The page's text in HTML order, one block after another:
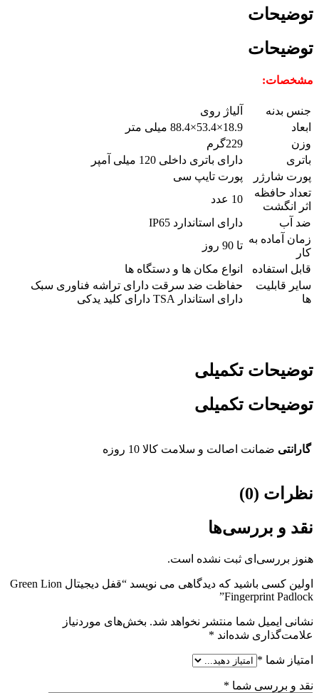
توضیحات
توضیحات
مشخصات:
جنس بدنه
آلیاژ روی
ابعاد
18.9×53.4×88.4 میلی متر
وزن
229گرم
باتری
دارای باتری داخلی 120 میلی آمپر
پورت شارژر
پورت تایپ سی
تعداد حافظه
اثر انگشت
10 عدد
ضد آب
دارای استاندارد IP65
زمان آماده به
کار
تا 90 روز
قابل استفاده
انواع مکان ها و دستگاه ها
سایر قابلیت
ها
حفاظت ضد سرقت دارای تراشه فناوری سبک
دارای استاندار TSA دارای کلید یدکی
توضیحات تکمیلی
توضیحات تکمیلی
گارانتی ضمانت اصالت و سلامت کالا 10 روزه
نظرات (0)
نقد و بررسی‌ها
هنوز بررسی‌ای ثبت نشده است.
اولین کسی باشید که دیدگاهی می نویسد “قفل دیجیتال Green Lion
Fingerprint Padlock”
نشانی ایمیل شما منتشر نخواهد شد. بخش‌های موردنیاز
علامت‌گذاری شده‌اند *
امتیاز شما *
نقد و بررسی شما *